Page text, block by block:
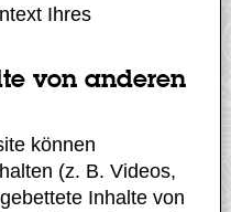
Ihres
von anderen
können
(z. B. Videos,
Inhalte von